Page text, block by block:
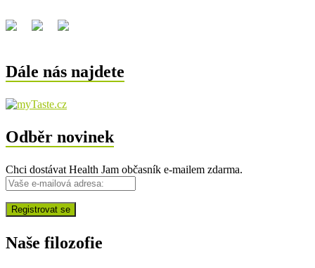
Dále nás najdete
Odběr novinek
Chci dostávat Health Jam občasník e-mailem zdarma.
Naše filozofie